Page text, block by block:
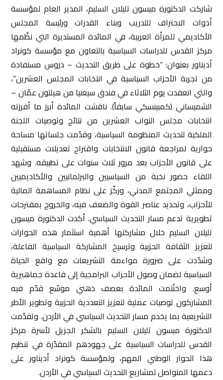
شاركت الدكتورة ميسون تليلان السليم، المدير العام لمؤسسة
أدوات الاحتراف للتدريب وبناء القدرات ورئيسة المجلس
الأكاديمي للمرأة العربية، في المائدة المستديرة التي نظّمها
مركز القدس للدراسات السياسية بالتعاون مع مؤسسة كونراد
أديناور بعنوان: “خطوة على طريق التحديث – دروس مستفادة
من تجربة الأحزاب السياسية في انتخابات المجلس العشرين”،
والتي انعقدت يوم الثلاثاء في فندق سيغنيا من هيلتون عمّان –
الشميساني (كمبينسكي سابقاً). ناقشت المائدة أبرز ما أفرزته
انتخابات مجلس النواب العشرين من نتائج وتوصيات اللجنة
الملكية لتحديث المنظومة السياسية، وقدّمت جلساتها مساحة
حوارية لمراجعة قانون الانتخابات واقتراح تعديلات مستقبلية
على قانون الأحزاب بعد مرور ثلاث سنوات على تطبيقه. وشهد
اللقاء حضور نخبة من السياسيين والبرلمانيين والأكاديميين
وممثلي المجتمع المدني، وركّز على نظام المساهمة المالية
للأحزاب، وتحديد عناصر القوة والضعف فيه، والخروج بمقترحات
تطويرية تدعم مسار التحديث السياسي. أكدت الدكتورة ميسون
تليلان السليم خلال مشاركتها أهمية استثمار هذه الحوارات
لتعزيز الثقافة الحزبية وترسيخ المشاركة السياسية الفاعلة،
وشدّدت على ضرورة مواءمة التشريعات مع واقع الحياة
السياسية لضمان وصول الأحزاب البرامجية إلى قاعدة جماهيرية
أوسع. واختُتمت المائدة بعصف ذهني موسّع قدّم فيه
المشاركون توصيات عملية لتعزيز التعددية الحزبية وتطوير الأطر
التشريعية بما يخدم مسار التحديث السياسي في الأردن. وتقدّمت
الدكتورة ميسون تليلان السليم بالشكر الجزيل لأسرة مركز
القدس للدراسات السياسية على جهودهم المقدّرة في تنظيم
هذا الحوار الوطني المهم، ولمؤسسة كونراد أديناور على
دعمها المتواصل لمشاريع التحديث السياسي في الأردن.